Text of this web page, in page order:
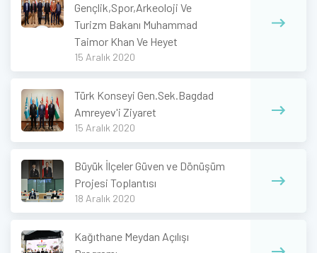
Gençlik,Spor,Arkeoloji Ve
Turizm Bakanı Muhammad
Taimor Khan Ve Heyet
15 Aralık 2020
Türk Konseyi Gen.Sek.Bagdad
Amreyev'i Ziyaret
15 Aralık 2020
Büyük İlçeler Güven ve Dönüşüm
Projesi Toplantısı
18 Aralık 2020
Kağıthane Meydan Açılışı